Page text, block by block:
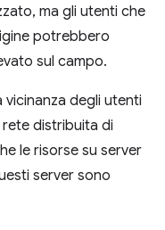
ma gli utenti che
potrebbero
sul campo.
vicinanza degli utenti
distribuita di
le risorse su server
server sono